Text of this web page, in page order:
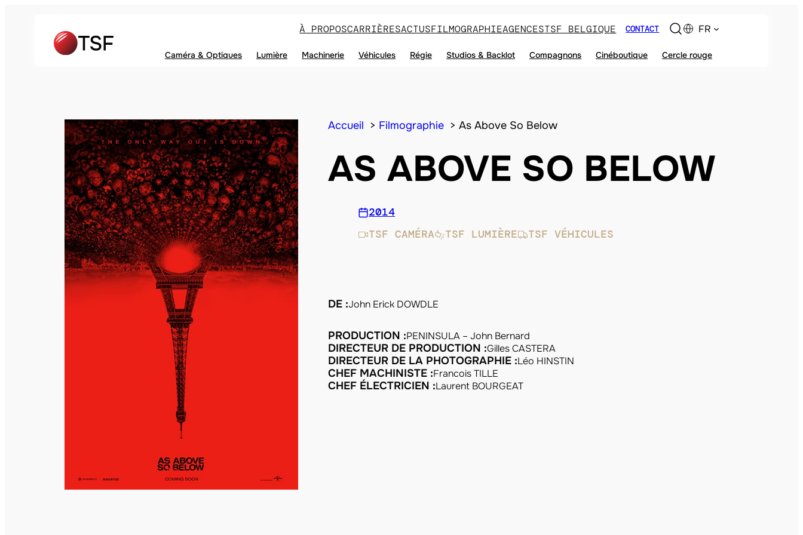
À PROPOSCARRIÈRESACTUSFILMOGRAPHIEAGENCESTSF BELGIQUE CONTACT FR
Caméra & Optiques Lumière Machinerie Véhicules Régie Studios & Backlot Compagnons Cinéboutique Cercle rouge
Accueil Filmographie As Above So Below
AS ABOVE SO BELOW
2014
TSF CAMÉRA
TSF LUMIÈRE TSF VÉHICULES
DE :John Erick DOWDLE
PRODUCTION :PENINSULA – John Bernard
DIRECTEUR DE PRODUCTION :Gilles CASTERA
DIRECTEUR DE LA PHOTOGRAPHIE :Léo HINSTIN
CHEF MACHINISTE :Francois TILLE
CHEF ÉLECTRICIEN :Laurent BOURGEAT